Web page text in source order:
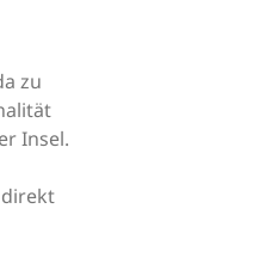
zu
Insel.